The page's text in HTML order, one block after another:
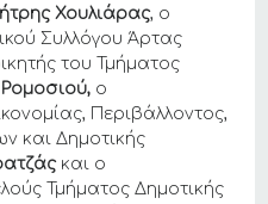
Χουλιάρας, ο
Συλλόγου Άρτας
του Τμήματος
Ρομοσιού, ο
Περιβάλλοντος,
και Δημοτικής
και ο
Τμήματος Δημοτικής